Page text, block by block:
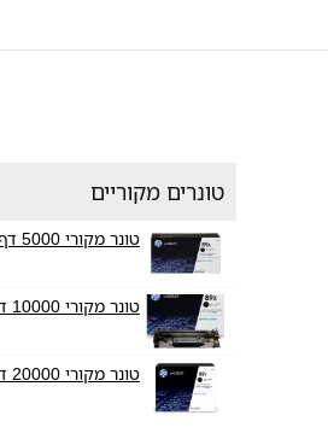
טונרים מקוריים
טונר מקורי 5000 דף HP CF289A
טונר מקורי 10000 דף HP CF289X
טונר מקורי 20000 דף HP CF289Y